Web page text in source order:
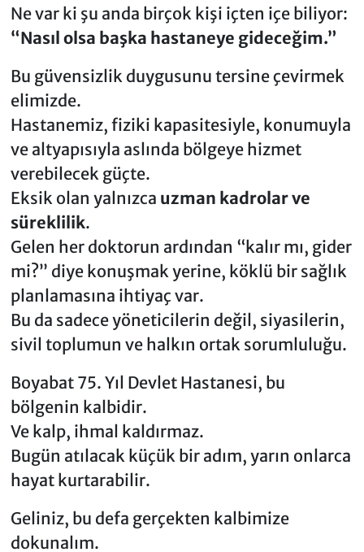
Ne var ki şu anda birçok kişi içten içe biliyor:
“Nasıl olsa başka hastaneye gideceğim.”
Bu güvensizlik duygusunu tersine çevirmek
elimizde.
Hastanemiz, fiziki kapasitesiyle, konumuyla
ve altyapısıyla aslında bölgeye hizmet
verebilecek güçte.
Eksik olan yalnızca uzman kadrolar ve
süreklilik.
Gelen her doktorun ardından “kalır mı, gider
mi?” diye konuşmak yerine, köklü bir sağlık
planlamasına ihtiyaç var.
Bu da sadece yöneticilerin değil, siyasilerin,
sivil toplumun ve halkın ortak sorumluluğu.
Boyabat 75. Yıl Devlet Hastanesi, bu
bölgenin kalbidir.
Ve kalp, ihmal kaldırmaz.
Bugün atılacak küçük bir adım, yarın onlarca
hayat kurtarabilir.
Geliniz, bu defa gerçekten kalbimize
dokunalım.